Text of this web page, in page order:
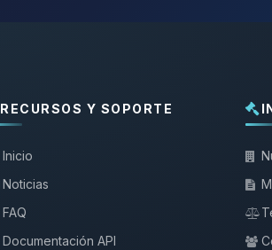
RECURSOS Y SOPORTE
Inicio
Noticias
FAQ
Documentación API